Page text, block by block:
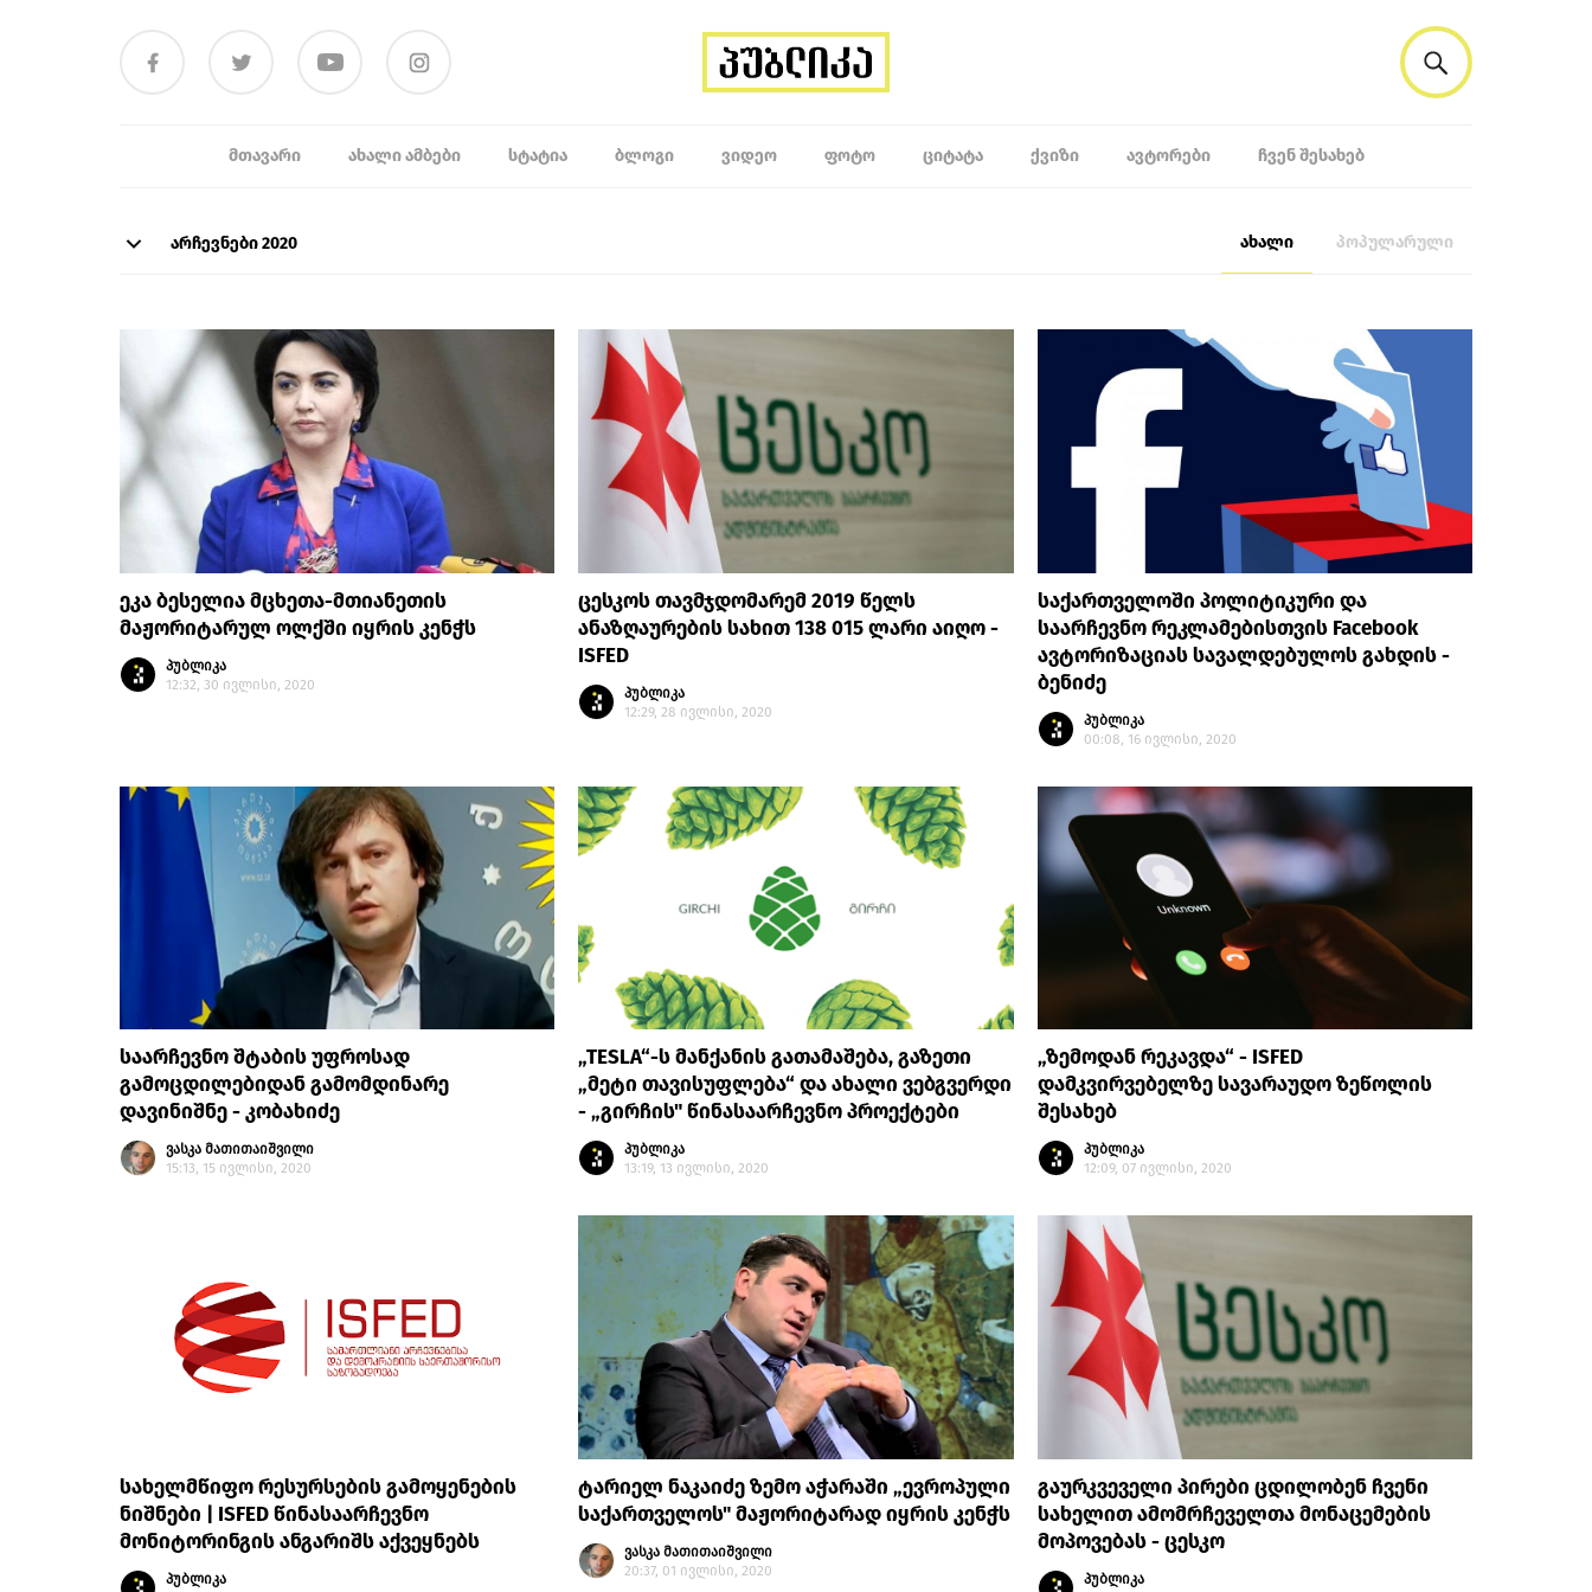
ᲛᲗᲐᲕᲐᲠᲘ ᲐᲮᲐᲚᲘ ᲐᲛᲑᲔᲑᲘ ᲡᲢᲐᲢᲘᲐ ᲑᲚᲝᲒᲘ ᲕᲘᲓᲔᲝ ᲤᲝᲢᲝ ᲪᲘᲢᲐᲢᲐ ᲥᲕᲘᲖᲘ ᲐᲕᲢᲝᲠᲔᲑᲘ ᲩᲕᲔᲜ ᲨᲔᲡᲐᲮᲔᲑ
არჩევნები 2020 ახალი პოპულარული
ეკა ბესელია მცხეთა-მთიანეთის
მაჟორიტარულ ოლქში იყრის კენჭს
პუბლიკა
12:32, 30 ივლისი, 2020
ცესკოს თავმჯდომარემ 2019 წელს
ანაზღაურების სახით 138 015 ლარი აიღო -
ISFED
პუბლიკა
12:29, 28 ივლისი, 2020
საქართველოში პოლიტიკური და
საარჩევნო რეკლამებისთვის Facebook
ავტორიზაციას სავალდებულოს გახდის -
ბენიძე
პუბლიკა
00:08, 16 ივლისი, 2020
საარჩევნო შტაბის უფროსად
გამოცდილებიდან გამომდინარე
დავინიშნე - კობახიძე
ვასკა მათითაიშვილი
15:13, 15 ივლისი, 2020
„TESLA“-ს მანქანის გათამაშება, გაზეთი
„მეტი თავისუფლება“ და ახალი ვებგვერდი
- „გირჩის" წინასაარჩევნო პროექტები
პუბლიკა
13:19, 13 ივლისი, 2020
„ზემოდან რეკავდა“ - ISFED
დამკვირვებელზე სავარაუდო ზეწოლის
შესახებ
პუბლიკა
12:09, 07 ივლისი, 2020
სახელმწიფო რესურსების გამოყენების
ნიშნები | ISFED წინასაარჩევნო
მონიტორინგის ანგარიშს აქვეყნებს
პუბლიკა
ტარიელ ნაკაიძე ზემო აჭარაში „ევროპული
საქართველოს" მაჟორიტარად იყრის კენჭს
ვასკა მათითაიშვილი
20:37, 01 ივლისი, 2020
გაურკვეველი პირები ცდილობენ ჩვენი
სახელით ამომრჩეველთა მონაცემების
მოპოვებას - ცესკო
პუბლიკა